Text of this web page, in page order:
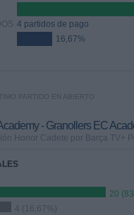
4 partidos de pago
16,67%
PARTIDO EN ABIERTO
- Granollers EC
Honor Cadete por Barça TV+
20
4 (16,67%)